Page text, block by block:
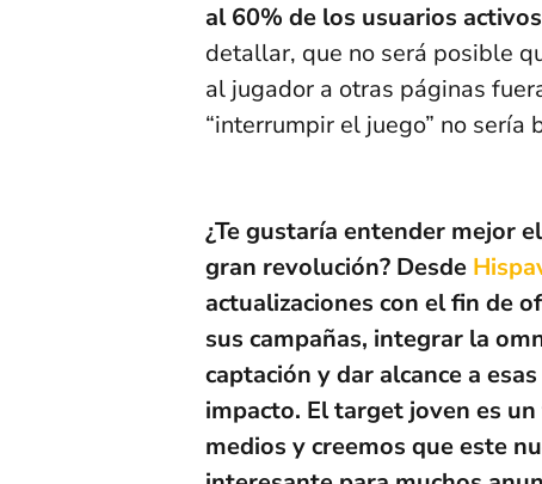
al 60% de los usuarios
detallar, que no será posible
al jugador a otras páginas
“interrumpir el juego” no sería
¿Te gustaría entender mejor
gran revolución? Desde
actualizaciones con el fin de
sus campañas, integrar la
captación y dar alcance a
impacto. El target joven es
medios y creemos que este